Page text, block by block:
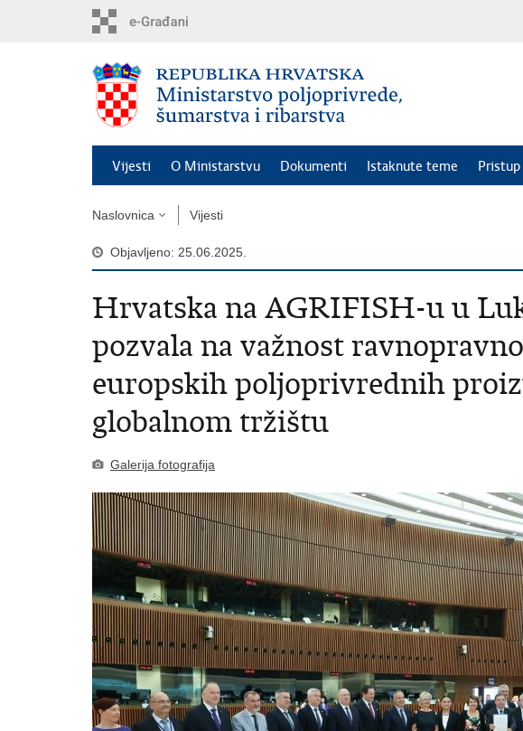
Vijesti O Ministarstvu Dokumenti Istaknute teme
Naslovnica Vijesti
Objavljeno: 25.06.2025.
Hrvatska na AGRIFISH-u u
pozvala na važnost
europskih poljoprivrednih
globalnom tržištu
Galerija fotografija